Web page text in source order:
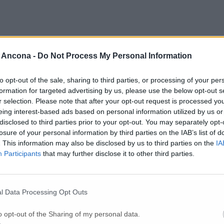
- Do Not Process My Personal Information
opt-out of the sale, sharing to third parties, or processing of your
for targeted advertising by us, please use the below opt-out
selection. Please note that after your opt-out request is processed
interest-based ads based on personal information utilized by us
to third parties prior to your opt-out. You may separately
of your personal information by third parties on the IAB’s list of
This information may also be disclosed by us to third parties on the
Participants that may further disclose it to other third parties.
Data Processing Opt Outs
opt-out of the Sharing of my personal data.
condivido e sostengo con forza assicurandovi tutto il mio
commissario della Polizia Locale di Macerata e Massimo
che si caratterizza per l’approccio innovativo. E’ stato
dell’ordine e le diverse opzioni tecnologiche. Infine,
il tema del rispetto della complessa normativa sulla Privacy.
di mettersi insieme per accrescere la sicurezza su un
condivisi da tutti. Più volte è stato richiamato il ruolo della
a tutti i Comuni del territorio. In conclusione, l’assessore
tecnica e normativa. L’obiettivo è di proporre entro il 15 luglio
caratteristiche dei vari sistemi di sorveglianza presenti nelle tre